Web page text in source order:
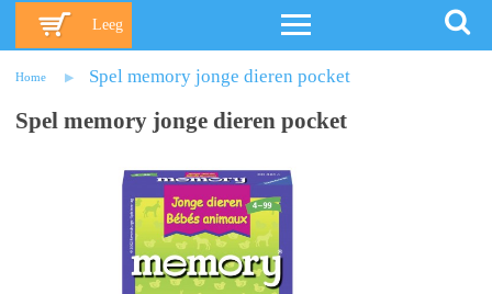
Leeg
Home Spel memory jonge dieren pocket
Spel memory jonge dieren pocket